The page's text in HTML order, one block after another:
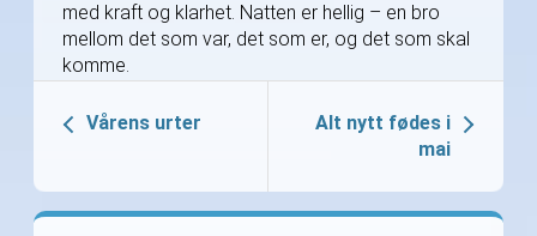
med kraft og klarhet. Natten er hellig – en bro
mellom det som var, det som er, og det som skal
komme.
Vårens urter
Alt nytt fødes i
mai